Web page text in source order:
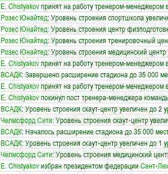
E. Chistyakovпринят на работу тренером-менеджером
Розес Юнайтед: Уровень строения спортшкола
Розес Юнайтед: Уровень строения центр
Розес Юнайтед: Уровень строения тренировочный
Розес Юнайтед: Уровень строения медицинский
E. Chistyakovпринят на работу тренером-менеджером
ВСАДК: Завершено расширение стадиона до 35 000
E. Chistyakovпринят на работу тренером-менеджером
E. Chistyakovпокинул пост тренера-менеджера
ВСАДК: Уровень строения скаут-центр увеличен до 2
Челмсфорд Сити: Уровень строения скаут-центр
ВСАДК: Началось расширение стадиона до 35 000
ВСАДК: Уровень строения скаут-центр увеличен до 1
Челмсфорд Сити: Уровень строения медицинский
E. Chistyakovизбран президентом федерацииСент-